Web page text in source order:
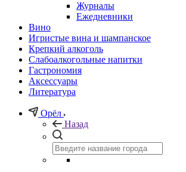
Журналы
Ежедневники
Вино
Игристые вина и шампанское
Крепкий алкоголь
Слабоалкогольные напитки
Гастрономия
Аксессуары
Литература
Орёл
Назад